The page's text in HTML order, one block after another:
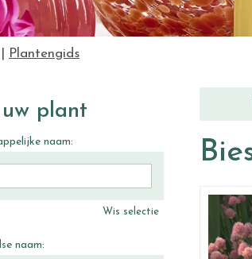
Plantengids
plant
naam:
Wis selectie
naam: